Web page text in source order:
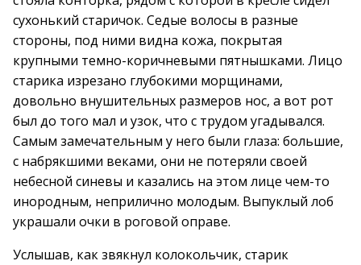
сухонький старичок. Седые волосы в разные
стороны, под ними видна кожа, покрытая
крупными темно-коричневыми пятнышками. Лицо
старика изрезано глубокими морщинами,
довольно внушительных размеров нос, а вот рот
был до того мал и узок, что с трудом угадывался.
Самым замечательным у него были глаза: большие,
с набрякшими веками, они не потеряли своей
небесной синевы и казались на этом лице чем-то
инородным, неприлично молодым. Выпуклый лоб
украшали очки в роговой оправе.
Услышав, как звякнул колокольчик, старик